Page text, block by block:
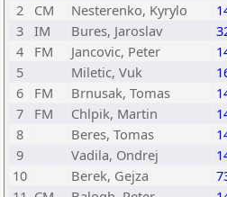
2
CM Nesterenko, Kyrylo
3 IM Bures, Jaroslav
4
FM Jancovic, Peter
5
Miletic, Vuk
6
FM Brnusak, Tomas
7
FM Chlpik, Martin
8
Beres, Tomas
9
Vadila, Ondrej
10
Berek, Gejza